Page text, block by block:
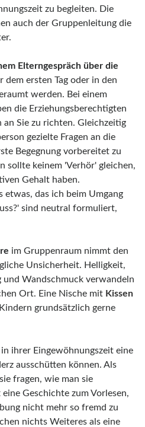
zu begleiten. Die
auch der Gruppenleitung die
Elterngespräch über die
dem ersten Tag oder in den
werden. Bei einem
die Erziehungsberechtigten
Sie zu richten. Gleichzeitig
gezielte Fragen an die
Begegnung vorbereitet zu
sollte keinem 'Verhör' gleichen,
Gehalt haben.
etwas, das ich beim Umgang
sind neutral formuliert,
im Gruppenraum nimmt den
Unsicherheit. Helligkeit,
Wandschmuck verwandeln
Ort. Eine Nische mit Kissen
grundsätzlich gerne
ihrer Eingewöhnungszeit eine
ausschütten können. Als
fragen, wie man sie
Geschichte zum Vorlesen,
nicht mehr so fremd zu
nichts Weiteres als eine